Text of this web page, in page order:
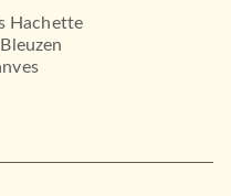
Hachette